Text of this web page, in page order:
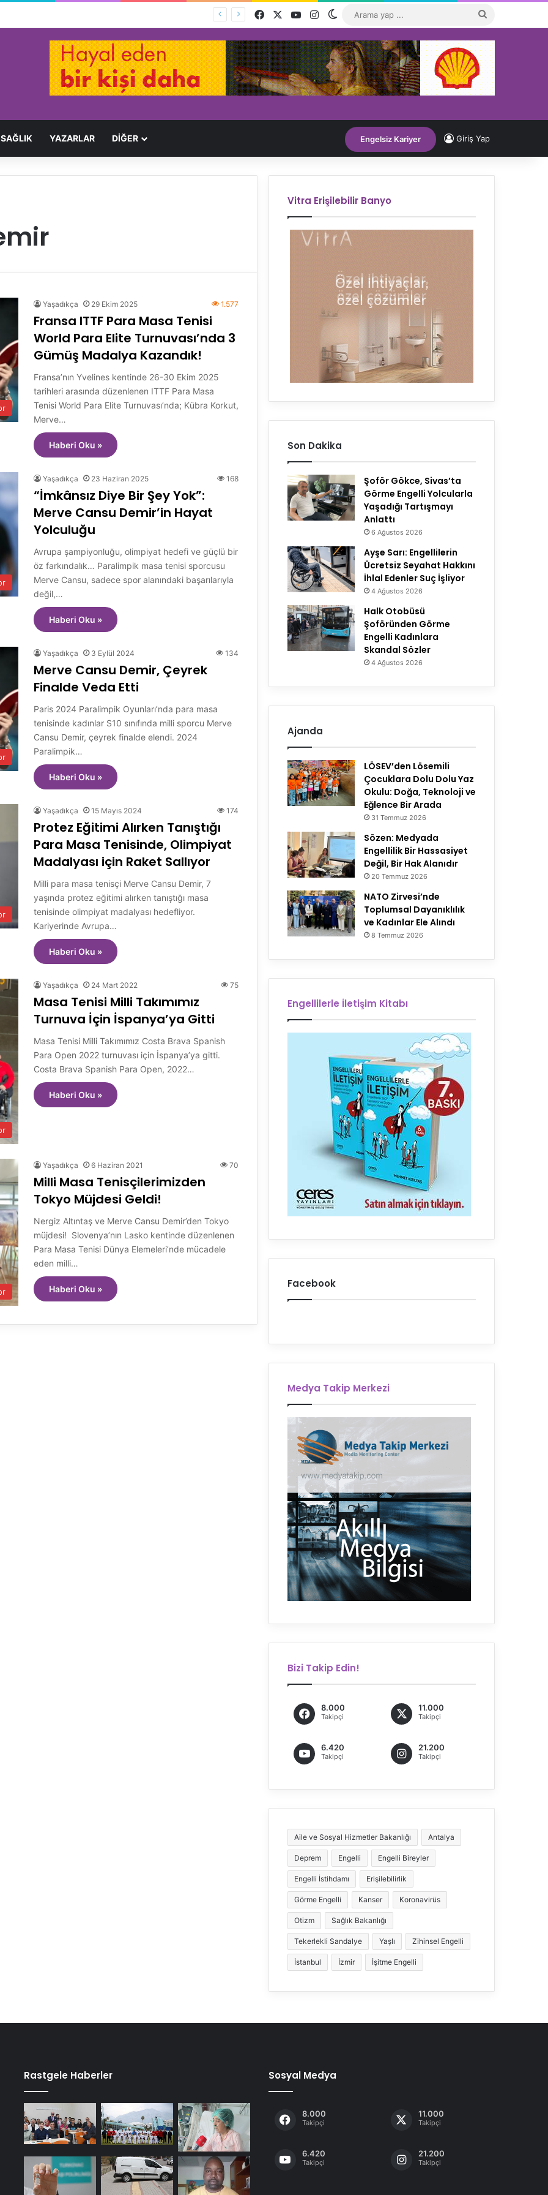
Facebook YouTubeInstagramDış görünümü değiştir
...
SAĞLIK YAZARLAR DİĞER Engelsiz Kariyer Giriş Yap
Yaşadıkça 29 Ekim 2025 1.577
Fransa ITTF Para Masa Tenisi
World Para Elite Turnuvası’nda 3
Gümüş Madalya Kazandık!
Fransa’nın Yvelines kentinde 26-30 Ekim 2025
tarihleri arasında düzenlenen ITTF Para Masa
Tenisi World Para Elite Turnuvası’nda; Kübra Korkut,
Merve…
Haberi Oku »
Yaşadıkça 23 Haziran 2025 168
“İmkânsız Diye Bir Şey Yok”:
Merve Cansu Demir’in Hayat
Yolculuğu
Avrupa şampiyonluğu, olimpiyat hedefi ve güçlü bir
öz farkındalık… Paralimpik masa tenisi sporcusu
Merve Cansu, sadece spor alanındaki başarılarıyla
değil,…
Haberi Oku »
Yaşadıkça 3 Eylül 2024 134
Merve Cansu Demir, Çeyrek
Finalde Veda Etti
Paris 2024 Paralimpik Oyunları’nda para masa
tenisinde kadınlar S10 sınıfında milli sporcu Merve
Cansu Demir, çeyrek finalde elendi. 2024
Paralimpik…
Haberi Oku »
Yaşadıkça 15 Mayıs 2024 174
Protez Eğitimi Alırken Tanıştığı
Para Masa Tenisinde, Olimpiyat
Madalyası için Raket Sallıyor
Milli para masa tenisçi Merve Cansu Demir, 7
yaşında protez eğitimi alırken tanıştığı masa
tenisinde olimpiyat madalyası hedefliyor.
Kariyerinde Avrupa…
Haberi Oku »
Yaşadıkça 24 Mart 2022 75
Masa Tenisi Milli Takımımız
Turnuva İçin İspanya’ya Gitti
Masa Tenisi Milli Takımımız Costa Brava Spanish
Para Open 2022 turnuvası için İspanya’ya gitti.
Costa Brava Spanish Para Open, 2022…
Haberi Oku »
Yaşadıkça 6 Haziran 2021 70
Milli Masa Tenisçilerimizden
Tokyo Müjdesi Geldi!
Nergiz Altıntaş ve Merve Cansu Demir’den Tokyo
müjdesi! Slovenya’nın Lasko kentinde düzenlenen
Para Masa Tenisi Dünya Elemeleri’nde mücadele
eden milli…
Haberi Oku »
Vitra Erişilebilir Banyo
Son Dakika
Şoför Gökce, Sivas’ta
Görme Engelli Yolcularla
Yaşadığı Tartışmayı
Anlattı
6 Ağustos 2026
Ayşe Sarı: Engellilerin
Ücretsiz Seyahat Hakkını
İhlal Edenler Suç İşliyor
4 Ağustos 2026
Halk Otobüsü
Şoföründen Görme
Engelli Kadınlara
Skandal Sözler
4 Ağustos 2026
Ajanda
LÖSEV’den Lösemili
Çocuklara Dolu Dolu Yaz
Okulu: Doğa, Teknoloji ve
Eğlence Bir Arada
31 Temmuz 2026
Sözen: Medyada
Engellilik Bir Hassasiyet
Değil, Bir Hak Alanıdır
20 Temmuz 2026
NATO Zirvesi’nde
Toplumsal Dayanıklılık
ve Kadınlar Ele Alındı
8 Temmuz 2026
Engellilerle İletişim Kitabı
Facebook
Medya Takip Merkezi
Bizi Takip Edin!
8.000
Takipçi
11.000
Takipçi
6.420
Takipçi
21.200
Takipçi
Aile ve Sosyal Hizmetler Bakanlığı Antalya
Deprem Engelli Engelli Bireyler
Engelli İstihdamı Erişilebilirlik
Görme Engelli Kanser Koronavirüs
Otizm Sağlık Bakanlığı
Tekerlekli Sandalye Yaşlı Zihinsel Engelli
İstanbul İzmir İşitme Engelli
Rastgele Haberler Sosyal Medya
8.000
Takipçi
11.000
Takipçi
6.420
Takipçi
21.200
Takipçi